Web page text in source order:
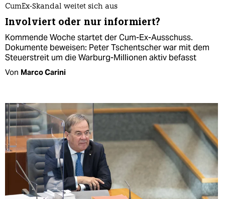
CumEx-Skandal weitet sich aus
Involviert oder nur informiert?
Kommende Woche startet der Cum-Ex-Ausschuss.
Dokumente beweisen: Peter Tschentscher war mit dem
Steuerstreit um die Warburg-Millionen aktiv befasst
Von Marco Carini